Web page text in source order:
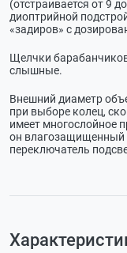
(отстраивается от 9
диоптрийной
«задиров» с
Щелчки
слышные.
Внешний диаметр
при выборе колец,
имеет многослойное
он влагозащищенный
переключатель